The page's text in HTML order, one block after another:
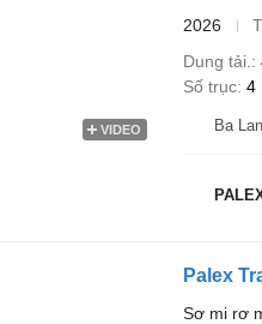
VIDEO
2026
Dung tải.
Số trục 4
Ba
Palex
Sơ mi rơ